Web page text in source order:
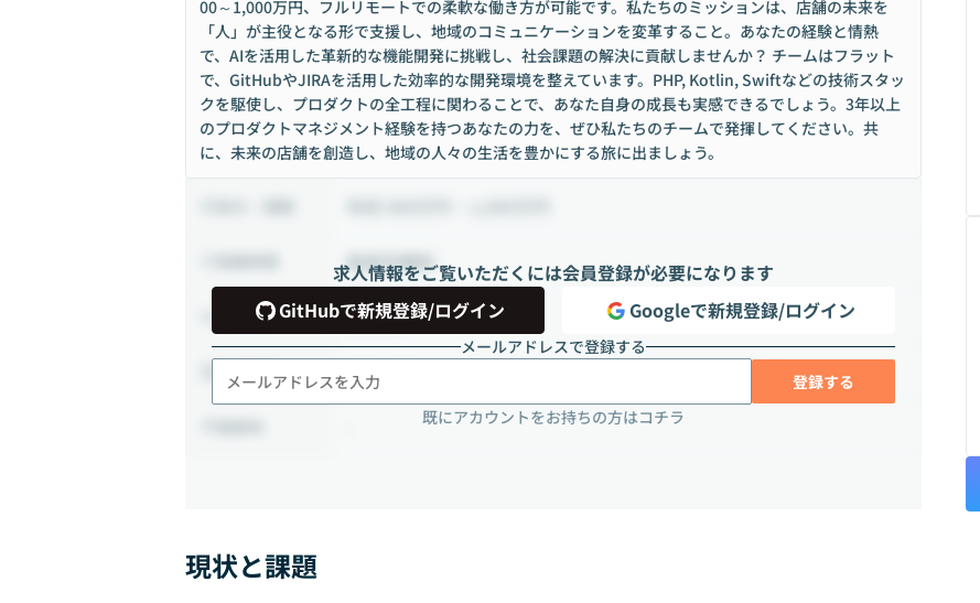
00～1,000万円、フルリモートでの柔軟な働き方が可能です。私たちのミッションは、店舗の未来を
「人」が主役となる形で支援し、地域のコミュニケーションを変革すること。あなたの経験と情熱
で、AIを活用した革新的な機能開発に挑戦し、社会課題の解決に貢献しませんか？ チームはフラット
で、GitHubやJIRAを活用した効率的な開発環境を整えています。PHP, Kotlin, Swiftなどの技術スタッ
クを駆使し、プロダクトの全工程に関わることで、あなた自身の成長も実感できるでしょう。3年以上
のプロダクトマネジメント経験を持つあなたの力を、ぜひ私たちのチームで発揮してください。共
に、未来の店舗を創造し、地域の人々の生活を豊かにする旅に出ましょう。
求人情報をご覧いただくには会員登録が必要になります
GitHubで新規登録/ログイン
Googleで新規登録/ログイン
メールアドレスで登録する
登録する
既にアカウントをお持ちの方はコチラ
裁量労働制
雇用形態 正社員
出社頻度 フルリモート
現状と課題